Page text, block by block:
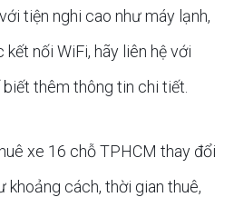
tiện nghi cao như máy lạnh,
nối WiFi, hãy liên hệ với
thêm thông tin chi tiết.
xe 16 chỗ TPHCM thay đổi
khoảng cách, thời gian thuê,